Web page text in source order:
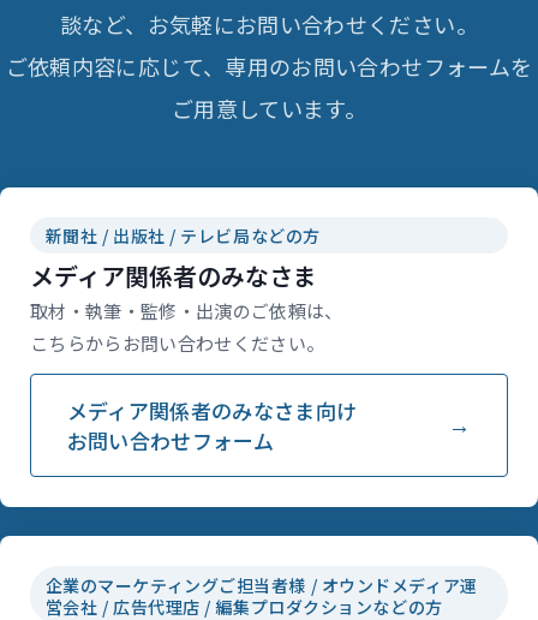
談など、お気軽にお問い合わせください。
ご依頼内容に応じて、専用のお問い合わせフォームを
ご用意しています。
新聞社 / 出版社 / テレビ局などの方
メディア関係者のみなさま
取材・執筆・監修・出演のご依頼は、
こちらからお問い合わせください。
メディア関係者のみなさま向け
お問い合わせフォーム
企業のマーケティングご担当者様 / オウンドメディア運
営会社 / 広告代理店 / 編集プロダクションなどの方